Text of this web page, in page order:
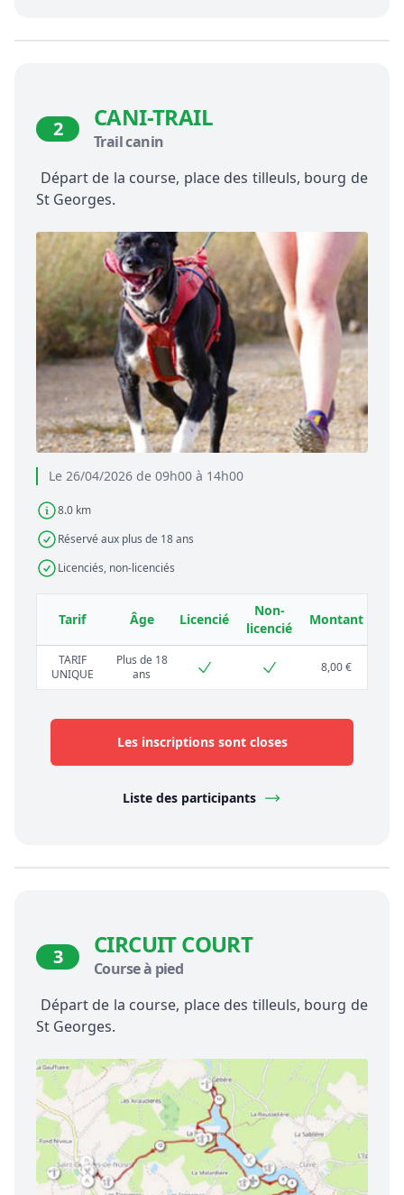
Le 26/04/2026 de 09h00 à 14h00
8.0 km
Réservé aux plus de 18 ans
Licenciés, non-licenciés
2 CANI-TRAIL
Trail canin
Départ de la course, place des tilleuls, bourg de
St Georges.
Tarif Âge Licencié
Non-
licencié
Montant
TARIF
UNIQUE
Plus de 18
ans
8,00 €
Les inscriptions sont closes
Liste des participants
3 CIRCUIT COURT
Course à pied
Départ de la course, place des tilleuls, bourg de
St Georges.